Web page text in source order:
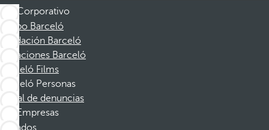
Corporativo
Grupo Barceló
Fundación Barceló
Vacaciones Barceló
Barceló Films
Barceló Personas
Canal de denuncias
Empresas
Afiliados